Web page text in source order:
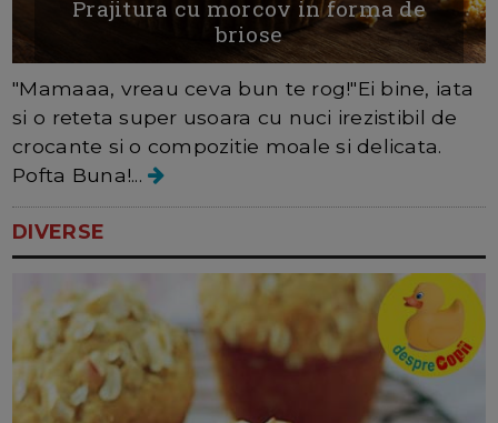
Prajitura cu morcov in forma de
briose
"Mamaaa, vreau ceva bun te rog!"Ei bine, iata
si o reteta super usoara cu nuci irezistibil de
crocante si o compozitie moale si delicata.
Pofta Buna!...
DIVERSE